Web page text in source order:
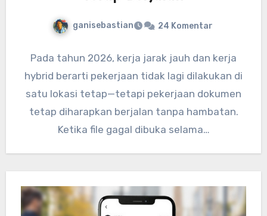
ganisebastian 24 Komentar
Pada tahun 2026, kerja jarak jauh dan kerja
hybrid berarti pekerjaan tidak lagi dilakukan di
satu lokasi tetap—tetapi pekerjaan dokumen
tetap diharapkan berjalan tanpa hambatan.
Ketika file gagal dibuka selama…